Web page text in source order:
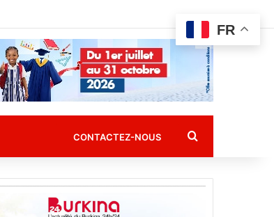
CONTACTEZ-NOUS Rechercher
FR